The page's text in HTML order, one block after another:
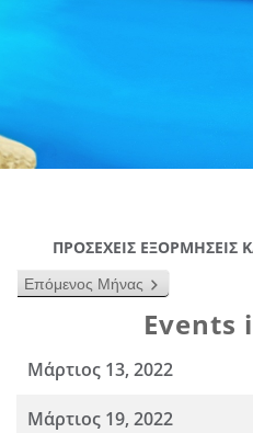
ΠΡΟΣΕΧΕΙΣ ΕΞΟΡΜΗΣΕΙΣ
Επόμενος Μήνας
Events
Μάρτιος 13, 2022
Μάρτιος 19, 2022